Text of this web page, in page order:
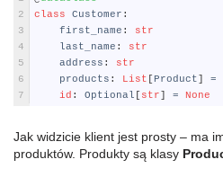
2
3
4
5
6
7
class
Customer :
first_name :
str
last_name :
str
address :
str
products : List [ Product] =
id : Optional [ str] = None
Jak widzicie klient jest prosty – ma
produktów. Produkty są klasy